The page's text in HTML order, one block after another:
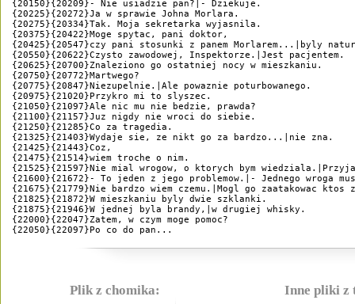
{20150}{20209}- Nie usiadzie pan?|- Dziekuje.
{20225}{20272}Ja w sprawie Johna Morlara.
{20275}{20334}Tak. Moja sekretarka wyjasnila.
{20375}{20422}Moge spytac, pani doktor,
{20425}{20547}czy pani stosunki z panem Morlarem...|byly
{20550}{20622}Czysto zawodowej, Inspektorze.|Jest pacjentem.
{20625}{20700}Znaleziono go ostatniej nocy w mieszkaniu.
{20750}{20772}Martwego?
{20775}{20847}Niezupelnie.|Ale powaznie poturbowanego.
{20975}{21020}Przykro mi to slyszec.
{21050}{21097}Ale nic mu nie bedzie, prawda?
{21100}{21157}Juz nigdy nie wroci do siebie.
{21250}{21285}Co za tragedia.
{21325}{21403}Wydaje sie, ze nikt go za bardzo...|nie zna.
{21425}{21443}Coz,
{21475}{21514}wiem troche o nim.
{21525}{21597}Nie mial wrogow, o ktorych bym
{21600}{21672}- To jeden z jego problemow.|- Jednego wroga
{21675}{21779}Nie bardzo wiem czemu.|Mogl go zaatakowac ktos
{21825}{21872}W mieszkaniu byly dwie szklanki.
{21875}{21946}W jednej byla brandy,|w drugiej whisky.
{22000}{22047}Zatem, w czym moge pomoc?
{22050}{22097}Po co do pan...
Plik z chomika: Inne pliki z